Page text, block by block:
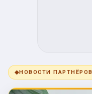
◆НОВОСТИ ПАРТНЁРОВ